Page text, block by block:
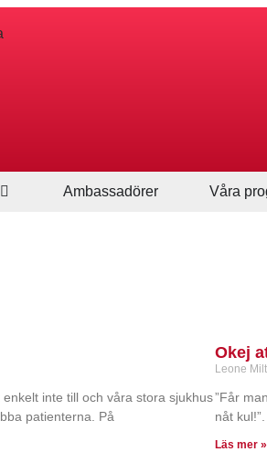
Ambassadörer Våra
inte till och våra stora sjukhus
patienterna. På
Okej
Leone
”Får
nåt
Läs mer »